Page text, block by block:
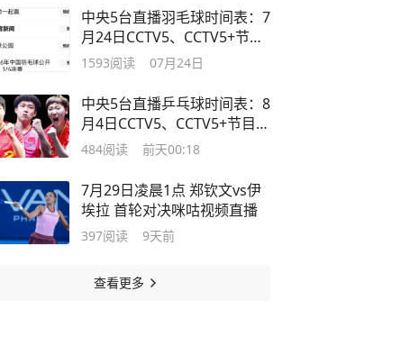
中央5台直播羽毛球时间表：7
月24日CCTV5、CCTV5+节目
单
1593阅读 07月24日
中央5台直播乒乓球时间表：8
月4日CCTV5、CCTV5+节目单
附赛程
484阅读 前天00:18
7月29日凌晨1点 郑钦文vs伊
埃拉 首轮对决咪咕视频直播
397阅读 9天前
查看更多